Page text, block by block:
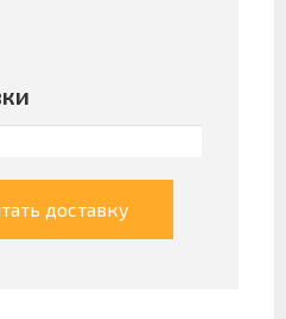
доставку